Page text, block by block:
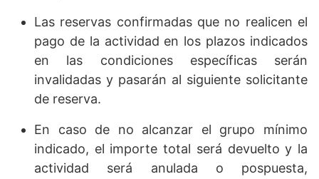
Las reservas confirmadas que no realicen el
pago de la actividad en los plazos indicados
en las condiciones específicas serán
invalidadas y pasarán al siguiente solicitante
de reserva.
En caso de no alcanzar el grupo mínimo
indicado, el importe total será devuelto y la
actividad será anulada o pospuesta,